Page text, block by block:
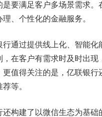
是要满足客户多场景需求
、个性化的金融服务。
通过提供线上化、智能化
在客户有需求时及时出
更值得关注的是，亿联银
等。
还构建了以微信生态为基